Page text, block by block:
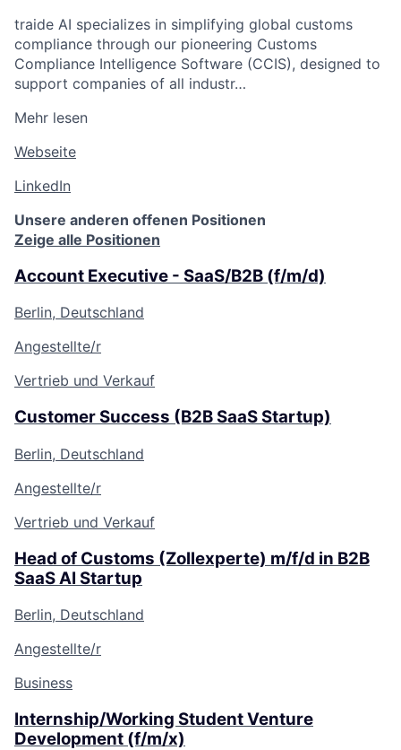
traide AI specializes in simplifying global customs
compliance through our pioneering Customs
Compliance Intelligence Software (CCIS), designed to
support companies of all industr…
Mehr lesen
Webseite
LinkedIn
Unsere anderen offenen Positionen
Zeige alle Positionen
Account Executive - SaaS/B2B (f/m/d)
Berlin, Deutschland
Angestellte/r
Vertrieb und Verkauf
Customer Success (B2B SaaS Startup)
Berlin, Deutschland
Angestellte/r
Vertrieb und Verkauf
Head of Customs (Zollexperte) m/f/d in B2B
SaaS AI Startup
Berlin, Deutschland
Angestellte/r
Business
Internship/Working Student Venture
Development (f/m/x)